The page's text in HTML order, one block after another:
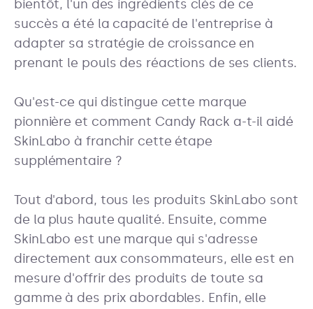
bientôt, l'un des ingrédients clés de ce
succès a été la capacité de l'entreprise à
adapter sa stratégie de croissance en
prenant le pouls des réactions de ses clients.
Qu'est-ce qui distingue cette marque
pionnière et comment Candy Rack a-t-il aidé
SkinLabo à franchir cette étape
supplémentaire ?
Tout d'abord, tous les produits SkinLabo sont
de la plus haute qualité. Ensuite, comme
SkinLabo est une marque qui s'adresse
directement aux consommateurs, elle est en
mesure d'offrir des produits de toute sa
gamme à des prix abordables. Enfin, elle